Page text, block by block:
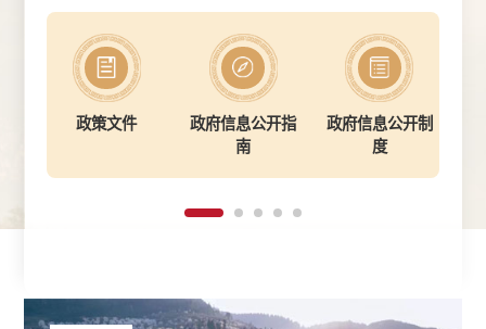
政策文件
政府信息公开指
南
政府信息公开制
度